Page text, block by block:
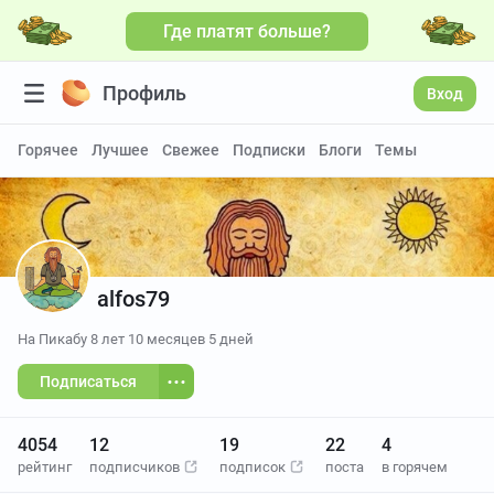
Где платят больше?
Профиль Вход
Горячее Лучшее Свежее Подписки Блоги Темы
alfos79
На Пикабу 8 лет 10 месяцев 5 дней
Подписаться
4054
рейтинг
12
подписчиков
19
подписок
22
поста
4
в горячем